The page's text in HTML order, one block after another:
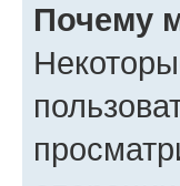
Почему